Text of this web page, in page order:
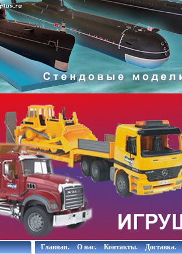
Главная. О нас. Контакты. Доставка.